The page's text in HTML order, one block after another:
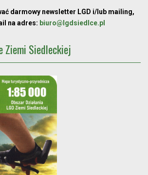
darmowy newsletter LGD i/lub mailing,
na adres: biuro@lgdsiedlce.pl
Ziemi Siedleckiej